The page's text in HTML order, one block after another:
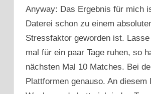
Anyway: Das Ergebnis für mich
Daterei schon zu einem
Stressfaktor geworden ist.
mal für ein paar Tage ruhen, so
nächsten Mal 10 Matches. Bei
Plattformen genauso. An diesem